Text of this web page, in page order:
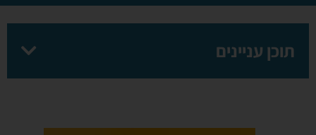
תוכן עניינים